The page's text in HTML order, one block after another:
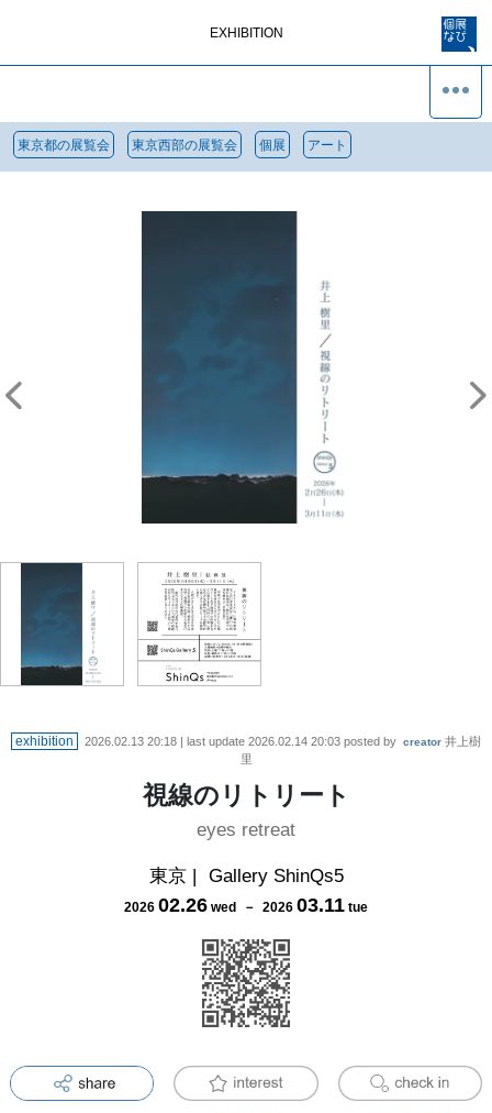
EXHIBITION
東京都の展覧会 東京西部の展覧会 個展 アート
exhibition 2026.02.13 20:18 | last update 2026.02.14 20:03 posted by creator 井上樹
里
視線のリトリート
eyes retreat
東京| Gallery ShinQs5
2026 02.26 wed － 2026 03.11 tue